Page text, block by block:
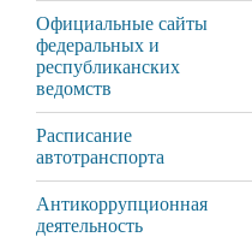
Официальные сайты
федеральных и
республиканских
ведомств
Расписание
автотранспорта
Антикоррупционная
деятельность